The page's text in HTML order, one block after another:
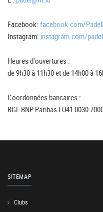
Facebook: facebook.com/
Instagram: instagram.com/
Heures d'ouvertures :
de 9h30 à 11h30 et de 14h00 à
Coordonnées bancaires :
BGL BNP Paribas LU41 0030
SITEMAP
Clubs